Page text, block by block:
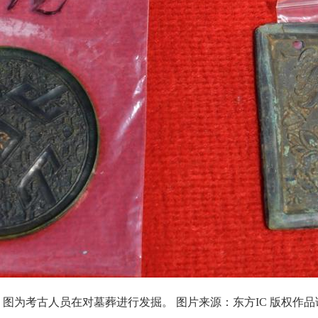
考古人员在对墓葬进行发掘。 图片来源：东方IC 版权作品